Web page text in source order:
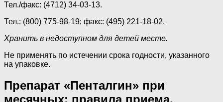
Тел./факс: (4712) 34-03-13.
Тел.: (800) 775-98-19; факс: (495) 221-18-02.
Хранить в недоступном для детей месте.
Не применять по истечении срока годности, указанного
на упаковке.
Препарат «Пенталгин» при
месячных: правила приема,